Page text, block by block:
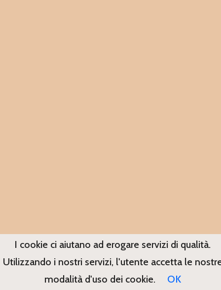
I cookie ci aiutano ad erogare servizi di qualità.
Utilizzando i nostri servizi, l'utente accetta le
modalità d'uso dei cookie.
OK